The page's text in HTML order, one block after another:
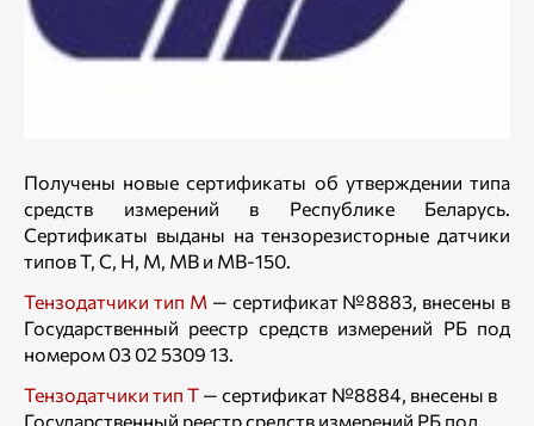
Получены новые сертификаты об утверждении типа
средств измерений в Республике Беларусь.
Сертификаты выданы на тензорезисторные датчики
типов Т, С, Н, М, МВ и МВ-150.
Тензодатчики тип М — сертификат №8883, внесены в
Государственный реестр средств измерений РБ под
номером 03 02 5309 13.
Тензодатчики тип Т — сертификат №8884, внесены в
Государственный реестр средств измерений РБ под